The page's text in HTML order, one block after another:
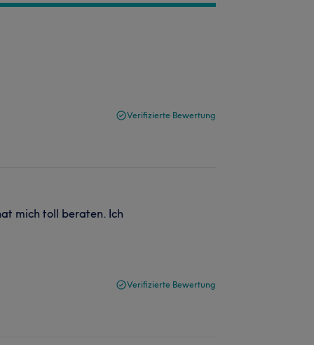
Verifizierte Bewertung
mich toll beraten. Ich
Verifizierte Bewertung